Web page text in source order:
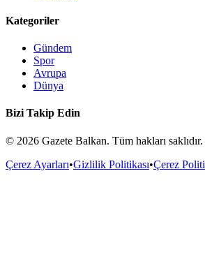
Kategoriler
Gündem
Spor
Avrupa
Dünya
Bizi Takip Edin
© 2026 Gazete Balkan. Tüm hakları saklıdır.
Çerez Ayarları•Gizlilik Politikası•Çerez